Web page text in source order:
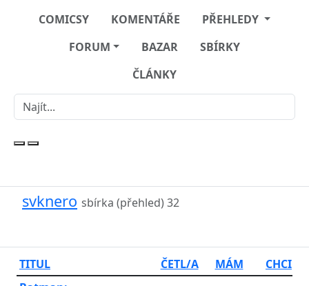
COMICSY KOMENTÁŘE
PŘEHLEDY
FORUM
BAZAR
SBÍRKY
ČLÁNKY
svknero sbírka (přehled) 32
TITUL ČETL/A MÁM CHCI